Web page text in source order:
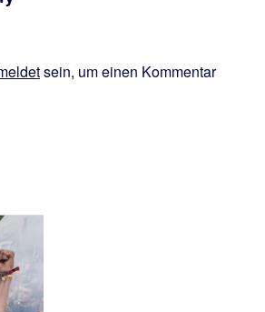
sein, um einen Kommentar